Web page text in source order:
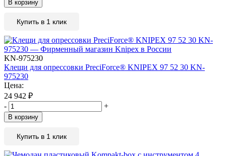
В корзину
Купить в 1 клик
KN-975230
Клещи для опрессовки PreciForce® KNIPEX 97 52 30 KN-
975230
Цена:
24 942 ₽
-
+
В корзину
Купить в 1 клик